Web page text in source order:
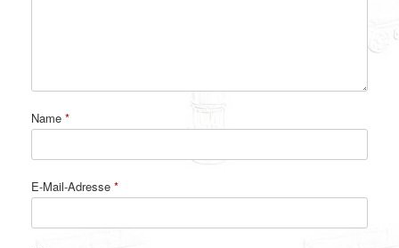
Name *
E-Mail-Adresse *